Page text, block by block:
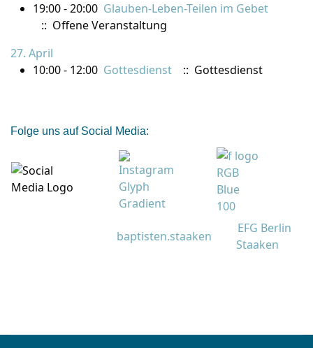
19:00 - 20:00 Glauben-Leben-Teilen im Gebet
:: Offene Veranstaltung
27. April
10:00 - 12:00 Gottesdienst :: Gottesdienst
Folge uns auf Social Media:
baptisten.staaken
EFG Berlin
Staaken